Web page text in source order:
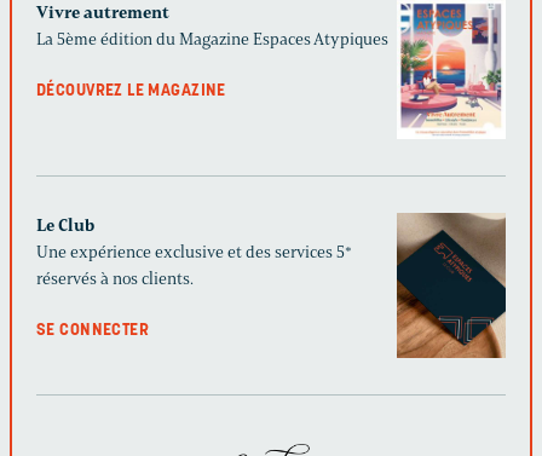
Vivre autrement
La 5ème édition du Magazine Espaces Atypiques
DÉCOUVREZ LE MAGAZINE
Le Club
Une expérience exclusive et des services 5*
réservés à nos clients.
SE CONNECTER